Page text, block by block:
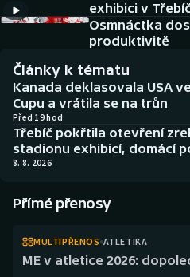
Americký fotbal
Baseball a softbal
Basketbal
Biatlon
Boby a skeleton
Box
Curling
NEPŘEHLÉDNĚTE
Historické návraty
Aplikace ČT sport
AZ kvíz
exhibici v
Osmnáctka
produktivitě
Články k tématu
Kanada deklasovala USA
Cupu a vrátila se na trůn
Před 19 hod
Třebíč pokřtila otevření
stadionu exhibicí, domácí
8. 8. 2026
Přímé přenosy
MULTIPŘENOS ATLETIKA
ME v atletice 2026: